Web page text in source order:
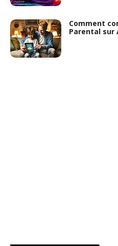
Comment
Parental sur